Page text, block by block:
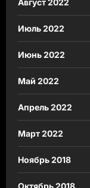
Август 2022
Июль 2022
Июнь 2022
Май 2022
Апрель 2022
Март 2022
Ноябрь 2018